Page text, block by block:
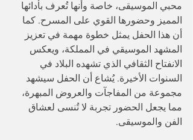
محبي الموسيقى، خاصة وأنها تُعرف بأدائها
المميز وحضورها القوي على المسرح. كما
أن هذا الحفل يمثل خطوة مهمة في تعزيز
المشهد الموسيقي في المملكة، ويعكس
الانفتاح الثقافي الذي تشهده البلاد في
السنوات الأخيرة. يُشاع أن الحفل سيشهد
مجموعة من المفاجآت والعروض المبهرة،
مما يجعل الحضور تجربة لا تُنسى لعشاق
الفن والموسيقى.